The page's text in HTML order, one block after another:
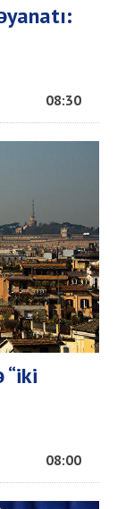
08:30
“iki
08:00